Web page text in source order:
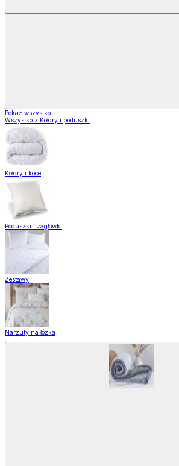
Pokaż wszystko
Wszystko z Kołdry i poduszki
Kołdry i koce
Poduszki i zagłówki
Zestawy
Narzuty na łózka